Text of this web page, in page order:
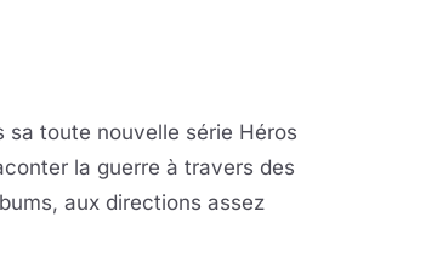
sa toute nouvelle série Héros
la guerre à travers des
aux directions assez